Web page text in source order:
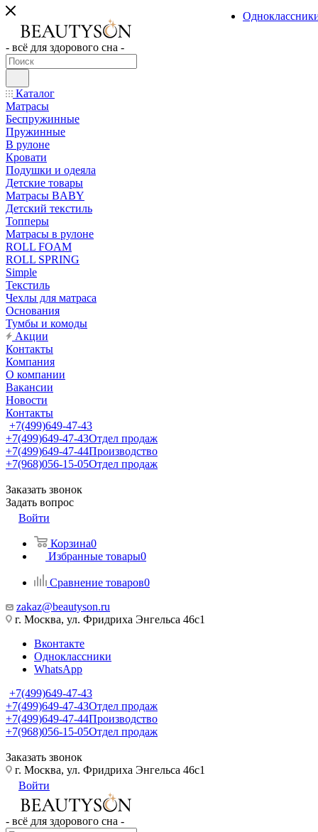
- всё для здорового сна -
Каталог
Матрасы
Беспружинные
Пружинные
В рулоне
Кровати
Подушки и одеяла
Детские товары
Матрасы BABY
Детский текстиль
Топперы
Матрасы в рулоне
ROLL FOAM
ROLL SPRING
Simple
Текстиль
Чехлы для матраса
Основания
Тумбы и комоды
Акции
Контакты
Компания
О компании
Вакансии
Новости
Контакты
+7(499)649-47-43
+7(499)649-47-43Отдел продаж
+7(499)649-47-44Производство
+7(968)056-15-05Отдел продаж
Заказать звонок
Задать вопрос
Войти
Корзина0
Избранные товары0
Сравнение товаров0
zakaz@beautyson.ru
г. Москва, ул. Фридриха Энгельса 46с1
Вконтакте
Одноклассники
WhatsApp
+7(499)649-47-43
+7(499)649-47-43Отдел продаж
+7(499)649-47-44Производство
+7(968)056-15-05Отдел продаж
Заказать звонок
г. Москва, ул. Фридриха Энгельса 46с1
Войти
- всё для здорового сна -